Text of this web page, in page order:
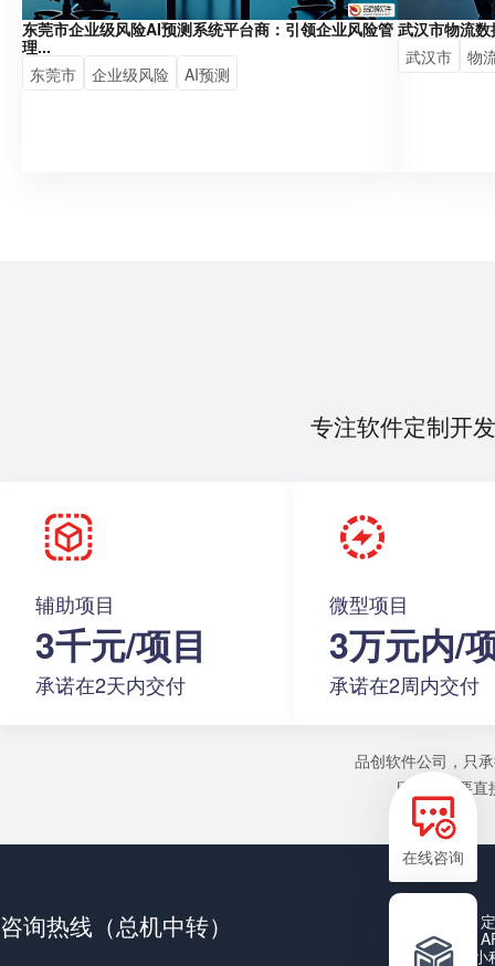
在线咨询
东莞市企业级风险AI预测系统平台商：引领企业风险管
理...
东莞市
企业级风险 AI预测
武汉市物流
武汉市
物
专注软件定制开
辅助项目
3千元/项目
承诺在2天内交付
微型项目
3万元内/
承诺在2周内交付
品创软件公司，只
目或者需要
咨询热线（总机中转）